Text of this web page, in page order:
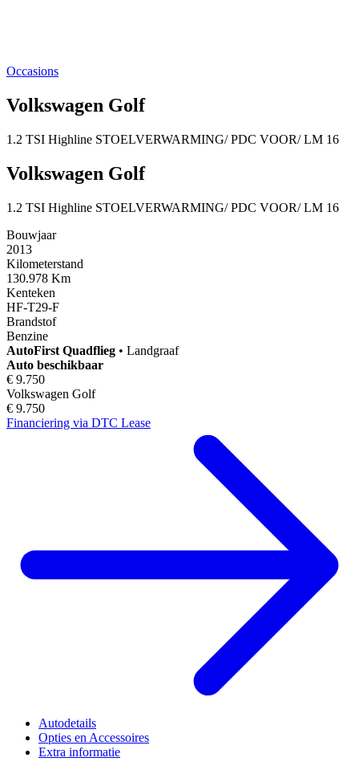
Occasions
Volkswagen Golf
1.2 TSI Highline STOELVERWARMING/ PDC VOOR/ LM 16
Volkswagen Golf
1.2 TSI Highline STOELVERWARMING/ PDC VOOR/ LM 16
Bouwjaar
2013
Kilometerstand
130.978 Km
Kenteken
HF-T29-F
Brandstof
Benzine
AutoFirst Quadflieg • Landgraaf
Auto beschikbaar
€ 9.750
Volkswagen Golf
€ 9.750
Financiering via DTC Lease
Autodetails
Opties en Accessoires
Extra informatie